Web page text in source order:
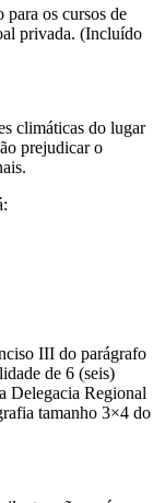
os cursos de
privada. (Incluído
climáticas do lugar
prejudicar o
III do parágrafo
de 6 (seis)
Delegacia Regional
tamanho 3×4 do